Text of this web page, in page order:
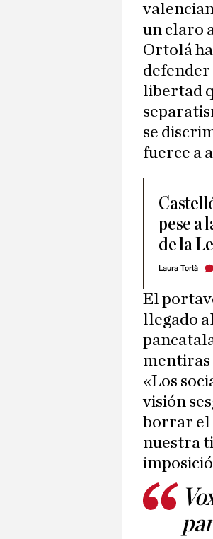
un claro
Ortolá
defender
libertad
se
fuerce a
pese a
de la
Laura Torlà
El
llegado
mentiras
«Los
visión
borrar el
nuestra